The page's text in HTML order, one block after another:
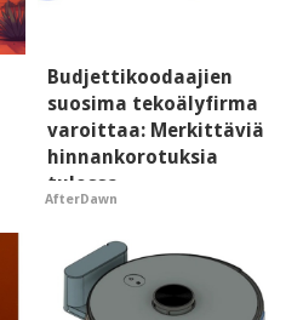
Budjettikoodaajien
suosima tekoälyfirma
varoittaa: Merkittäviä
hinnankorotuksia
tulossa
AfterDawn